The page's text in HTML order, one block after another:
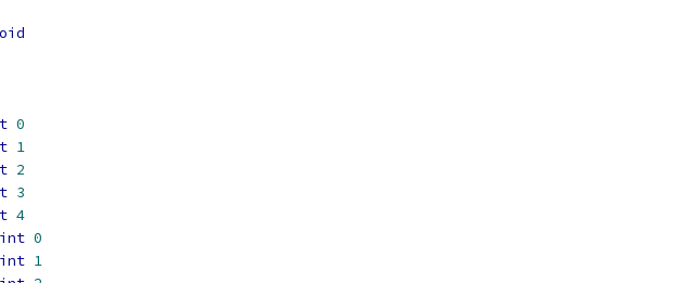
0
1
2
3
4
0
1